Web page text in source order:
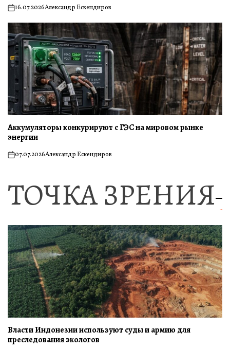
on16.07.2026Александр Ескендиров
Аккумуляторы конкурируют с ГЭС на мировом рынке
энергии
on07.07.2026Александр Ескендиров
ТОЧКА ЗРЕНИЯ
Власти Индонезии используют суды и армию для
преследования экологов